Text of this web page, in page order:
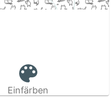
Einfärben